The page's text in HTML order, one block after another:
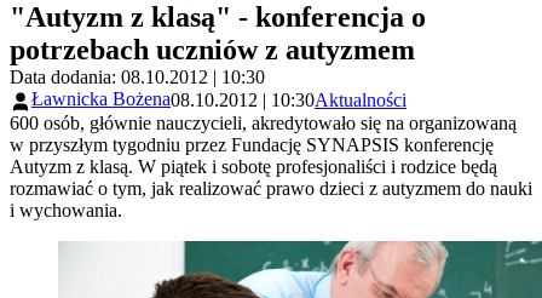
"Autyzm z klasą" - konferencja o
potrzebach uczniów z autyzmem
Data dodania: 08.10.2012 | 10:30
Ławnicka Bożena08.10.2012 | 10:30Aktualności
600 osób, głównie nauczycieli, akredytowało się na organizowaną
w przyszłym tygodniu przez Fundację SYNAPSIS konferencję
Autyzm z klasą. W piątek i sobotę profesjonaliści i rodzice będą
rozmawiać o tym, jak realizować prawo dzieci z autyzmem do nauki
i wychowania.